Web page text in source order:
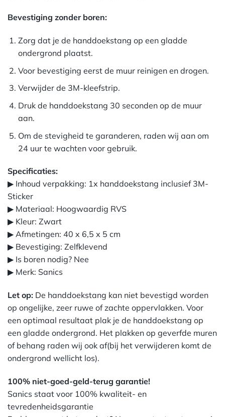
Bevestiging zonder boren:
Zorg dat je de handdoekstang op een gladde
ondergrond plaatst.
Voor bevestiging eerst de muur reinigen en drogen.
Verwijder de 3M-kleefstrip.
Druk de handdoekstang 30 seconden op de muur
aan.
Om de stevigheid te garanderen, raden wij aan om
24 uur te wachten voor gebruik.
Specificaties:
▶ Inhoud verpakking: 1x handdoekstang inclusief 3M-
Sticker
▶ Materiaal: Hoogwaardig RVS
▶ Kleur: Zwart
▶ Afmetingen: 40 x 6,5 x 5 cm
▶ Bevestiging: Zelfklevend
▶ Is boren nodig? Nee
▶ Merk: Sanics
Let op: De handdoekstang kan niet bevestigd worden
op ongelijke, zeer ruwe of zachte oppervlakken. Voor
een optimaal resultaat plak je de handdoekstang op
een gladde ondergrond. Het plakken op geverfde muren
of behang raden wij ook af(bij het verwijderen komt de
ondergrond wellicht los).
100% niet-goed-geld-terug garantie!
Sanics staat voor 100% kwaliteit- en
tevredenheidsgarantie